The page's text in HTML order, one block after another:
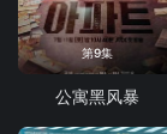
第9集
公寓黑风暴